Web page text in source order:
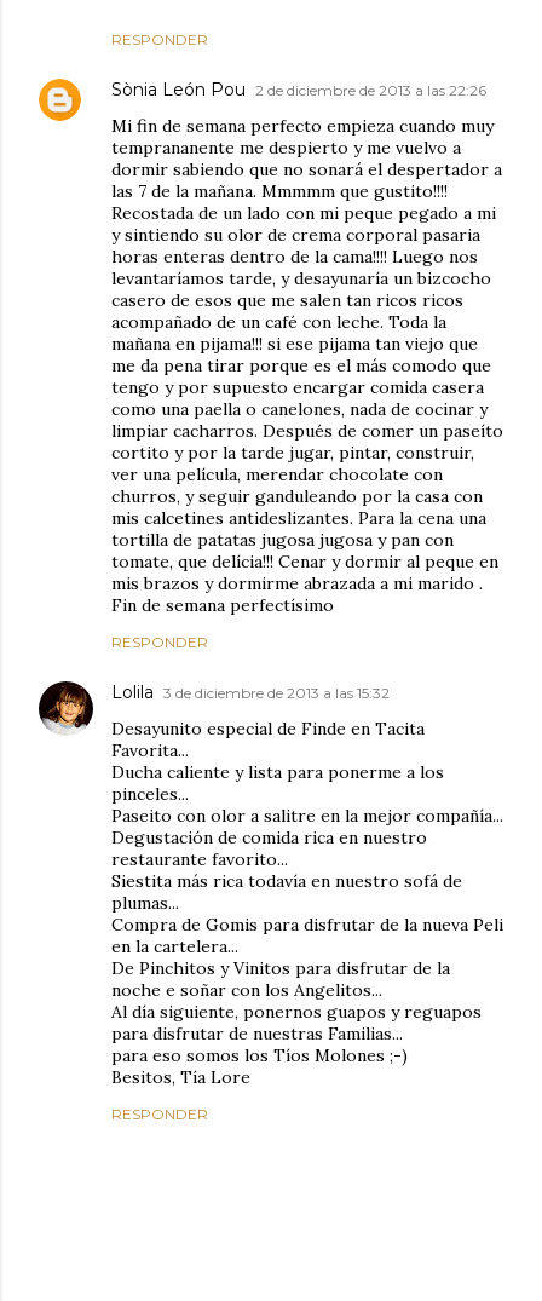
RESPONDER
Sònia León Pou 2 de diciembre de 2013 a las 22:26
Mi fin de semana perfecto empieza cuando muy
temprananente me despierto y me vuelvo a
dormir sabiendo que no sonará el despertador a
las 7 de la mañana. Mmmmm que gustito!!!!
Recostada de un lado con mi peque pegado a mi
y sintiendo su olor de crema corporal pasaria
horas enteras dentro de la cama!!!! Luego nos
levantaríamos tarde, y desayunaría un bizcocho
casero de esos que me salen tan ricos ricos
acompañado de un café con leche. Toda la
mañana en pijama!!! si ese pijama tan viejo que
me da pena tirar porque es el más comodo que
tengo y por supuesto encargar comida casera
como una paella o canelones, nada de cocinar y
limpiar cacharros. Después de comer un paseíto
cortito y por la tarde jugar, pintar, construir,
ver una película, merendar chocolate con
churros, y seguir ganduleando por la casa con
mis calcetines antideslizantes. Para la cena una
tortilla de patatas jugosa jugosa y pan con
tomate, que delícia!!! Cenar y dormir al peque en
mis brazos y dormirme abrazada a mi marido .
Fin de semana perfectísimo
RESPONDER
Lolila 3 de diciembre de 2013 a las 15:32
Desayunito especial de Finde en Tacita
Favorita...
Ducha caliente y lista para ponerme a los
pinceles...
Paseito con olor a salitre en la mejor compañía...
Degustación de comida rica en nuestro
restaurante favorito...
Siestita más rica todavía en nuestro sofá de
plumas...
Compra de Gomis para disfrutar de la nueva Peli
en la cartelera...
De Pinchitos y Vinitos para disfrutar de la
noche e soñar con los Angelitos...
Al día siguiente, ponernos guapos y reguapos
para disfrutar de nuestras Familias...
para eso somos los Tíos Molones ;-)
Besitos, Tía Lore
RESPONDER